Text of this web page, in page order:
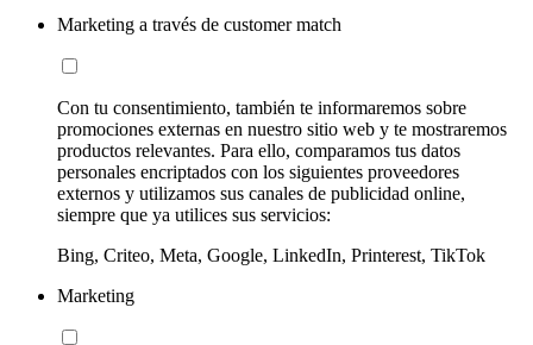
Marketing a través de customer match
Con tu consentimiento, también te informaremos sobre
promociones externas en nuestro sitio web y te mostraremos
productos relevantes. Para ello, comparamos tus datos
personales encriptados con los siguientes proveedores
externos y utilizamos sus canales de publicidad online,
siempre que ya utilices sus servicios:
Bing, Criteo, Meta, Google, LinkedIn, Printerest, TikTok
Marketing